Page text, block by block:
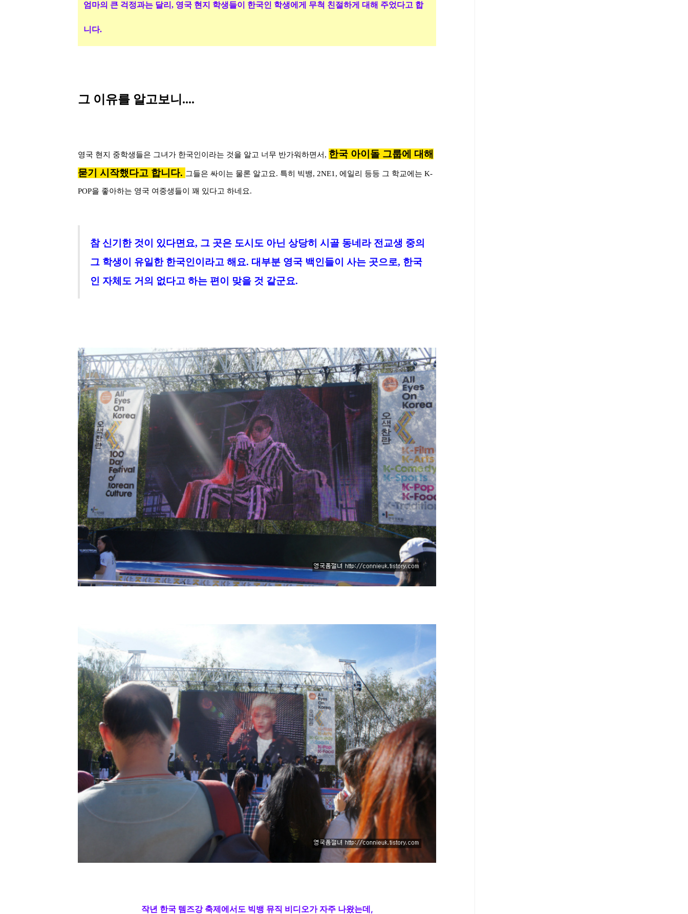
엄마의 큰 걱정과는 달리 , 영국 현지 학생들이 한국인 학생에게 무척 친절하게 대해 주었다고 합
니다.
그 이유를 알고보니....
영국 현지 중학생들은 그녀가 한국인이라는 것을 알고 너무 반가워하면서, 한국 아이돌 그룹에 대해
묻기 시작했다고 합니다. 그들은 싸이는 물론 알고요. 특히 빅뱅, 2NE1, 에일리 등등 그 학교에는 K-
POP을 좋아하는 영국 여중생들이 꽤 있다고 하네요.
참 신기한 것이 있다면요, 그 곳은 도시도 아닌 상당히 시골 동네라 전교생 중의
그 학생이 유일한 한국인이라고 해요. 대부분 영국 백인들이 사는 곳으로, 한국
인 자체도 거의 없다고 하는 편이 맞을 것 같군요.
작년 한국 템즈강 축제에서도 빅뱅 뮤직 비디오가 자주 나왔는데,